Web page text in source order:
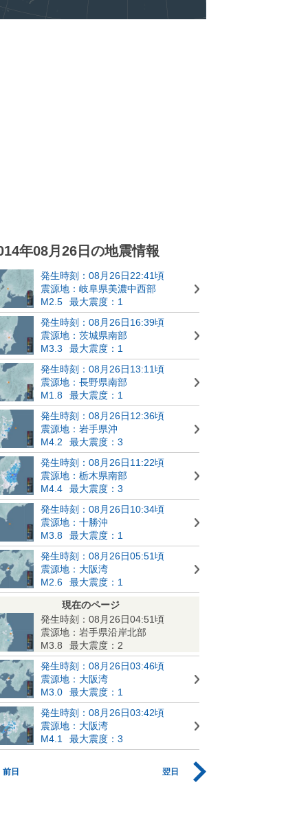
年08月26日の地震情報
発生時刻：08月26日22:41頃
震源地：岐阜県美濃中西部
M2.5
最大震度：1
発生時刻：08月26日16:39頃
震源地：茨城県南部
M3.3
最大震度：1
発生時刻：08月26日13:11頃
震源地：長野県南部
M1.8
最大震度：1
発生時刻：08月26日12:36頃
震源地：岩手県沖
M4.2
最大震度：3
発生時刻：08月26日11:22頃
震源地：栃木県南部
M4.4
最大震度：3
発生時刻：08月26日10:34頃
震源地：十勝沖
M3.8
最大震度：1
発生時刻：08月26日05:51頃
震源地：大阪湾
M2.6
最大震度：1
現在のページ
発生時刻：08月26日04:51頃
震源地：岩手県沿岸北部
M3.8
最大震度：2
発生時刻：08月26日03:46頃
震源地：大阪湾
M3.0
最大震度：1
発生時刻：08月26日03:42頃
震源地：大阪湾
M4.1
最大震度：3
前日 翌日